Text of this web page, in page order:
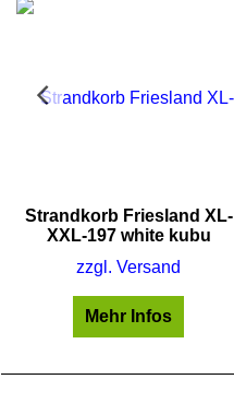
Strandkorb Friesland XL-
XXL-197 white kubu
zzgl. Versand
Mehr Infos